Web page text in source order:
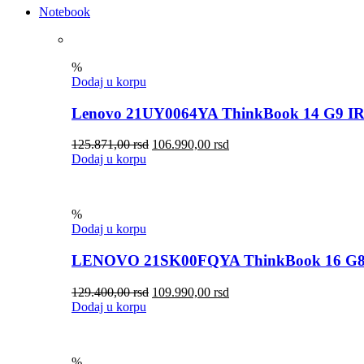
Notebook
%
Dodaj u korpu
Lenovo 21UY0064YA ThinkBook 14 G9
125.871,00rsd 106.990,00 rsd
Dodaj u korpu
%
Dodaj u korpu
LENOVO 21SK00FQYA ThinkBook 16
129.400,00rsd 109.990,00 rsd
Dodaj u korpu